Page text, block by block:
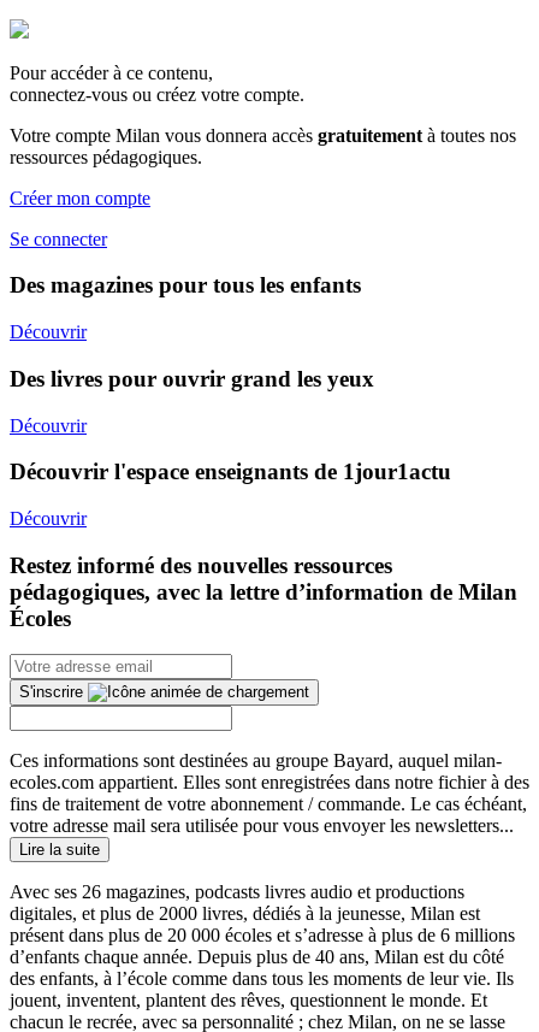
Pour accéder à ce contenu,
connectez-vous ou créez votre compte.
Votre compte Milan vous donnera accès gratuitement à toutes nos
ressources pédagogiques.
Créer mon compte
Se connecter
Des magazines pour tous les enfants
Découvrir
Des livres pour ouvrir grand les yeux
Découvrir
Découvrir l'espace enseignants de 1jour1actu
Découvrir
Restez informé des nouvelles ressources
pédagogiques, avec la lettre d’information de Milan
Écoles
S'inscrire
Ces informations sont destinées au groupe Bayard, auquel milan-
ecoles.com appartient. Elles sont enregistrées dans notre fichier à des
fins de traitement de votre abonnement / commande. Le cas échéant,
votre adresse mail sera utilisée pour vous envoyer les newsletters...
Lire la suite
Avec ses 26 magazines, podcasts livres audio et productions
digitales, et plus de 2000 livres, dédiés à la jeunesse, Milan est
présent dans plus de 20 000 écoles et s’adresse à plus de 6 millions
d’enfants chaque année. Depuis plus de 40 ans, Milan est du côté
des enfants, à l’école comme dans tous les moments de leur vie. Ils
jouent, inventent, plantent des rêves, questionnent le monde. Et
chacun le recrée, avec sa personnalité ; chez Milan, on ne se lasse